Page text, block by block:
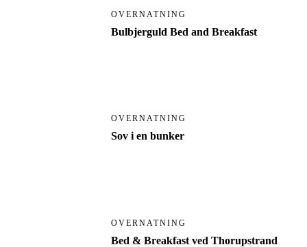
OVERNATNING
Bulbjerguld Bed and Breakfast
OVERNATNING
Sov i en bunker
OVERNATNING
Bed & Breakfast ved Thorupstrand